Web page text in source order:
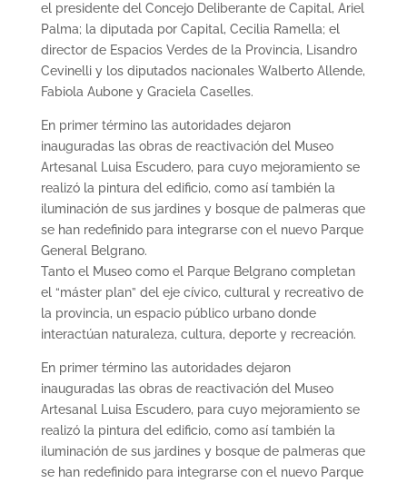
el presidente del Concejo Deliberante de Capital, Ariel
Palma; la diputada por Capital, Cecilia Ramella; el
director de Espacios Verdes de la Provincia, Lisandro
Cevinelli y los diputados nacionales Walberto Allende,
Fabiola Aubone y Graciela Caselles.
En primer término las autoridades dejaron
inauguradas las obras de reactivación del Museo
Artesanal Luisa Escudero, para cuyo mejoramiento se
realizó la pintura del edificio, como así también la
iluminación de sus jardines y bosque de palmeras que
se han redefinido para integrarse con el nuevo Parque
General Belgrano.
Tanto el Museo como el Parque Belgrano completan
el “máster plan” del eje cívico, cultural y recreativo de
la provincia, un espacio público urbano donde
interactúan naturaleza, cultura, deporte y recreación.
En primer término las autoridades dejaron
inauguradas las obras de reactivación del Museo
Artesanal Luisa Escudero, para cuyo mejoramiento se
realizó la pintura del edificio, como así también la
iluminación de sus jardines y bosque de palmeras que
se han redefinido para integrarse con el nuevo Parque